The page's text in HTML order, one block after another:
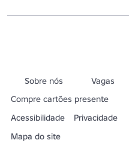
Sobre nós Vagas
Compre cartões presente
Acessibilidade
Privacidade
Mapa do site